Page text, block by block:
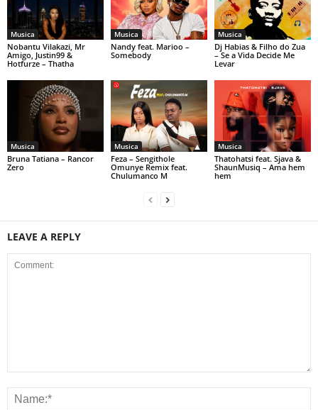
Musica
Nobantu Vilakazi, Mr
Amigo, Justin99 &
Hotfurze – Thatha
Musica
Nandy feat. Marioo –
Somebody
Musica
Dj Habias & Filho do Zua
– Se a Vida Decide Me
Levar
Musica
Bruna Tatiana – Rancor
Zero
Musica
Feza – Sengithole
Omunye Remix feat.
Chulumanco M
Musica
Thatohatsi feat. Sjava &
ShaunMusiq – Ama hem
hem
LEAVE A REPLY